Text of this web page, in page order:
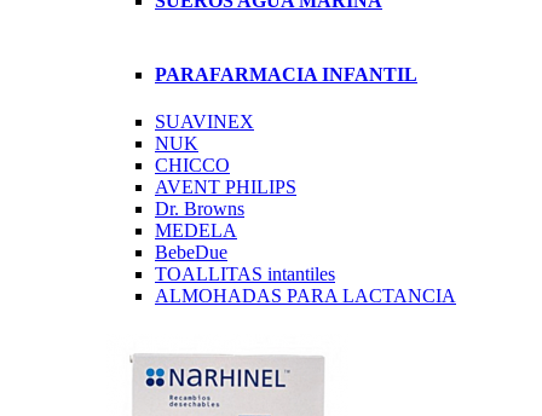
PARAFARMACIA INFANTIL
SUAVINEX
NUK
CHICCO
AVENT PHILIPS
Dr. Browns
MEDELA
BebeDue
TOALLITAS intantiles
ALMOHADAS PARA LACTANCIA